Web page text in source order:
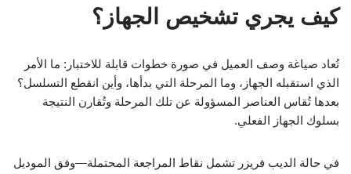
كيف يجري تشخيص الجهاز؟
تُعاد صياغة وصف العميل في صورة خطوات قابلة للاختبار: ما الأمر
الذي استقبله الجهاز، وما المرحلة التي بدأها، وأين انقطع التسلسل؟
بعدها تُقاس العناصر المسؤولة عن تلك المرحلة وتُقارن النتيجة
بسلوك الجهاز الفعلي.
في حالة الديب فريزر تشمل نقاط المراجعة المحتملة—وفق الموديل